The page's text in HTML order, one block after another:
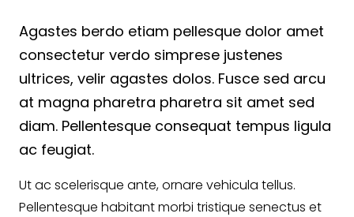
Agastes berdo etiam pellesque dolor amet
consectetur verdo simprese justenes
ultrices, velir agastes dolos. Fusce sed arcu
at magna pharetra pharetra sit amet sed
diam. Pellentesque consequat tempus ligula
ac feugiat.
Ut ac scelerisque ante, ornare vehicula tellus.
Pellentesque habitant morbi tristique senectus et